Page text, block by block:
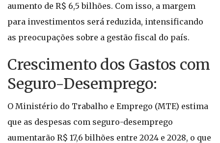
aumento de R$ 6,5 bilhões. Com isso, a margem
para investimentos será reduzida, intensificando
as preocupações sobre a gestão fiscal do país.
Crescimento dos Gastos com
Seguro-Desemprego:
O Ministério do Trabalho e Emprego (MTE) estima
que as despesas com seguro-desemprego
aumentarão R$ 17,6 bilhões entre 2024 e 2028, o que